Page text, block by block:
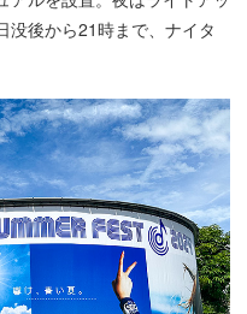
没後から21時まで、ナイタ